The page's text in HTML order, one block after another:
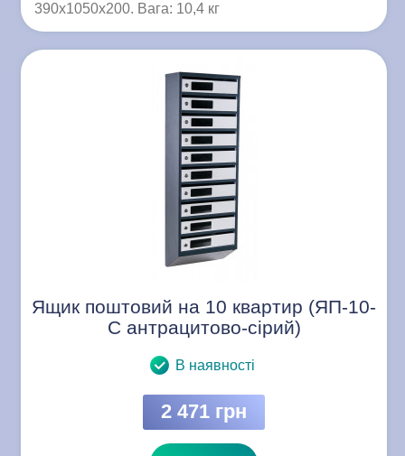
390x1050x200. Вага: 10,4 кг
Ящик поштовий на 10 квартир (ЯП-10-
C антрацитово-сірий)
В наявності
2 471 грн